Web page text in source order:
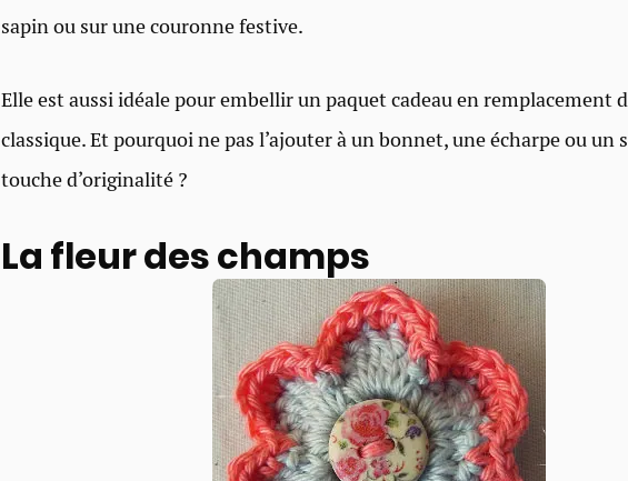
sapin ou sur une couronne festive.
Elle est aussi idéale pour embellir un paquet cadeau en remplacement
classique. Et pourquoi ne pas l’ajouter à un bonnet, une écharpe ou un
touche d’originalité ?
La fleur des champs